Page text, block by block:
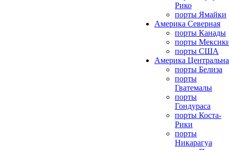
Рико
порты Ямайки
Америка Северная
порты Канады
порты
порты США
Америка
порты Белиза
порты
Гватемалы
порты
Гондураса
порты Коста-
Рики
порты
Никарагуа